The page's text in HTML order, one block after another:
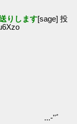
りします[sage] 投
ﾞ